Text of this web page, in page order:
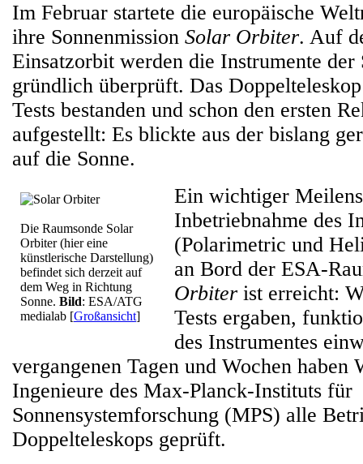
Im Februar startete die europäische
ihre Sonnenmission Solar Orbiter. Auf
Einsatzorbit werden die Instrumente der
gründlich überprüft. Das
Tests bestanden und schon den ersten
aufgestellt: Es blickte aus der bislang
auf die Sonne.
Die Raumsonde Solar
Orbiter (hier eine
künstlerische Darstellung)
befindet sich derzeit auf
dem Weg in Richtung
Sonne. Bild: ESA/ATG
medialab [Großansicht]
Ein wichtiger
Inbetriebnahme des
(Polarimetric und
an Bord der ESA-
Orbiter ist erreicht:
Tests ergaben,
des Instrumentes
vergangenen Tagen und Wochen haben
Ingenieure des Max-Planck-Instituts für
Sonnensystemforschung (MPS) alle
Doppelteleskops geprüft.